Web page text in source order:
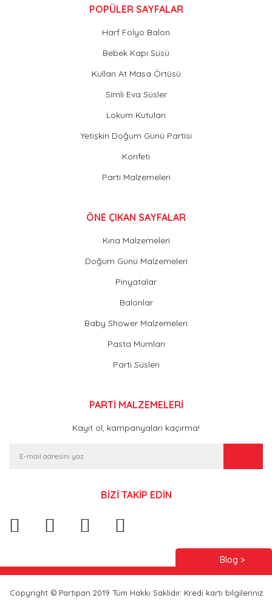
POPÜLER SAYFALAR
Harf Folyo Balon
Bebek Kapı Süsü
Kullan At Masa Örtüsü
Simli Eva Süsler
Lokum Kutuları
Yetişkin Doğum Günü Partisi
Konfeti
Parti Malzemeleri
ÖNE ÇIKAN SAYFALAR
Kına Malzemeleri
Doğum Günü Malzemeleri
Pinyatalar
Balonlar
Baby Shower Malzemeleri
Pasta Mumları
Parti Süsleri
PARTİ MALZEMELERİ
Kayıt ol, kampanyaları kaçırma!
BİZİ TAKİP EDİN
Copyright © Partipan 2019 Tüm Hakkı Saklıdır. Kredi kartı bilgileriniz
Blog >